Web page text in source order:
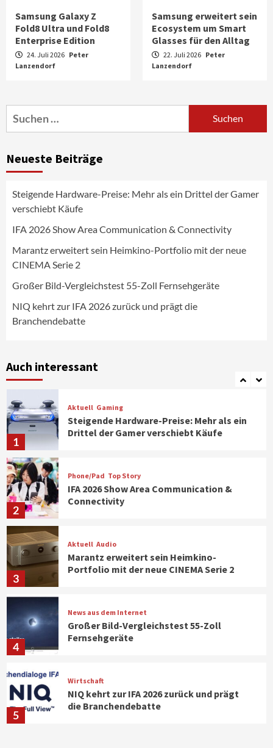
Samsung Galaxy Z
Fold8 Ultra und Fold8
Enterprise Edition
24. Juli 2026 Peter
Lanzendorf
Samsung erweitert sein
Ecosystem um Smart
Glasses für den Alltag
22. Juli 2026 Peter
Lanzendorf
Suchen
nach:
Neueste Beiträge
Steigende Hardware-Preise: Mehr als ein Drittel der Gamer
verschiebt Käufe
IFA 2026 Show Area Communication & Connectivity
Marantz erweitert sein Heimkino-Portfolio mit der neue
CINEMA Serie 2
Großer Bild-Vergleichstest 55-Zoll Fernsehgeräte
NIQ kehrt zur IFA 2026 zurück und prägt die
Branchendebatte
Auch interessant
4
News aus dem Internet
Fernsehgeräte
5
NIQ kehrt zur IFA 2026 zurück und prägt
die Branchendebatte
6
Aktuell
CHERRY baut Vertriebsteam in
7
Klimageräte und Ventilatoren
1
Aktuell Gaming
Steigende Hardware-Preise: Mehr als ein
Drittel der Gamer verschiebt Käufe
2
Phone/Pad Top Story
IFA 2026 Show Area Communication &
Connectivity
3
Aktuell Audio
Marantz erweitert sein Heimkino-
Portfolio mit der neue CINEMA Serie 2
4
News aus dem Internet
Großer Bild-Vergleichstest 55-Zoll
Fernsehgeräte
5
Wirtschaft
NIQ kehrt zur IFA 2026 zurück und prägt
die Branchendebatte